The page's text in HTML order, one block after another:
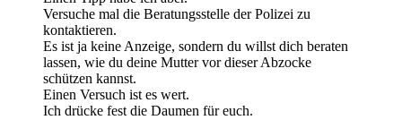
Versuche mal die Beratungsstelle der Polizei zu
kontaktieren.
Es ist ja keine Anzeige, sondern du willst dich beraten
lassen, wie du deine Mutter vor dieser Abzocke
schützen kannst.
Einen Versuch ist es wert.
Ich drücke fest die Daumen für euch.